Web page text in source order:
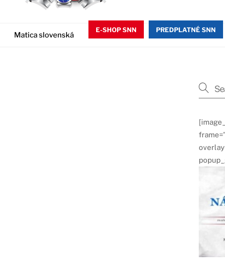
Matica slovenská
E-SHOP SNN PREDPLATNÉ SNN